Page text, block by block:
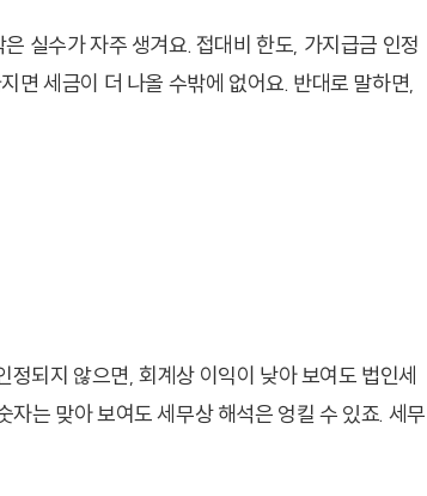
실수가 자주 생겨요. 접대비 한도, 가지급금 인정
면 세금이 더 나올 수밖에 없어요. 반대로 말하면,
되지 않으면, 회계상 이익이 낮아 보여도 법인세
는 맞아 보여도 세무상 해석은 엉킬 수 있죠. 세무